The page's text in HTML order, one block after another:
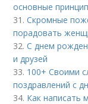
основные
31.Скромные
порадовать
32.С днем
и друзей
33. 100+ Своими
поздравлений с
34. Как написать